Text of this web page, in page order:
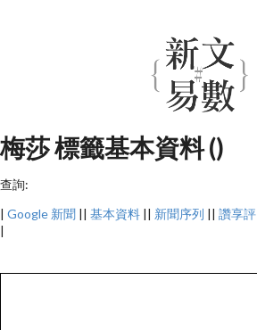
梅莎 標籤基本資料 ()
查詢:
| Google 新聞 || 基本資料 || 新聞序列 || 讚享評
|